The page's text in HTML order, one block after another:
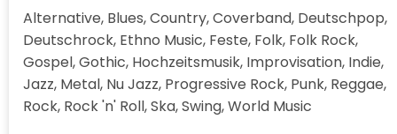
Alternative, Blues, Country, Coverband, Deutschpop,
Deutschrock, Ethno Music, Feste, Folk, Folk Rock,
Gospel, Gothic, Hochzeitsmusik, Improvisation, Indie,
Jazz, Metal, Nu Jazz, Progressive Rock, Punk, Reggae,
Rock, Rock 'n' Roll, Ska, Swing, World Music